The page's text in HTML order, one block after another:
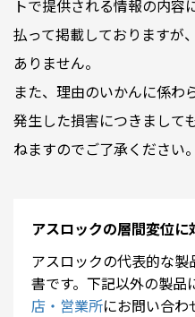
トで提供される情報の内容
払って掲載しておりますが
ありません。
また、理由のいかんに係わ
発生した損害につきまして
ねますのでご了承ください。
アスロックの層間変位に
アスロックの代表的な
書です。下記以外の製品
店・営業所にお問い合わ